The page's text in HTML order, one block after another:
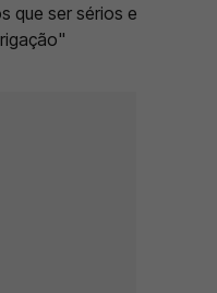
que ser sérios e